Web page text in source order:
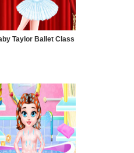
Taylor Ballet Class